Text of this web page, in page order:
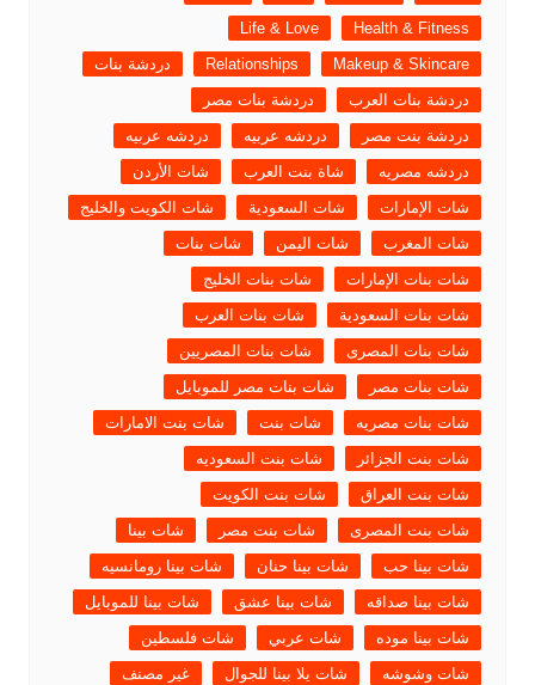
Health & Fitness
Life & Love
Makeup & Skincare
Relationships
دردشة بنات
دردشة بنات العرب
دردشة بنات مصر
دردشة بنت مصر
دردشه عربيه
دردشه عربيه
دردشه مصريه
شاة بنت العرب
شات الأردن
شات الإمارات
شات السعودية
شات الكويت والخليج
شات المغرب
شات اليمن
شات بنات
شات بنات الإمارات
شات بنات الخليج
شات بنات السعودية
شات بنات العرب
شات بنات المصرى
شات بنات المصريين
شات بنات مصر
شات بنات مصر للموبايل
شات بنات مصريه
شات بنت
شات بنت الامارات
شات بنت الجزائر
شات بنت السعوديه
شات بنت العراق
شات بنت الكويت
شات بنت المصرى
شات بنت مصر
شات بينا
شات بينا حب
شات بينا حنان
شات بينا رومانسيه
شات بينا صداقه
شات بينا عشق
شات بينا للموبايل
شات بينا موده
شات عربي
شات فلسطين
شات وشوشه
شات يلا بينا للجوال غير مصنف